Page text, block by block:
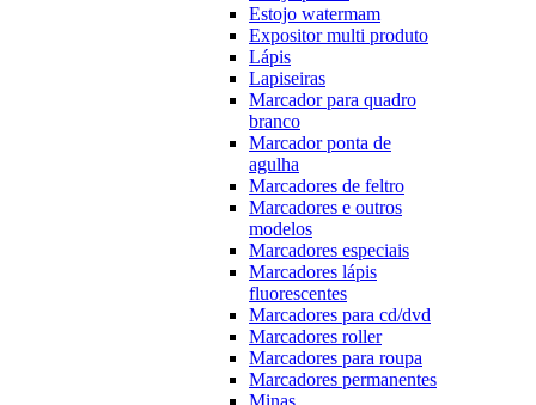
Estojo watermam
Expositor multi produto
Lápis
Lapiseiras
Marcador para quadro
branco
Marcador ponta de
agulha
Marcadores de feltro
Marcadores e outros
modelos
Marcadores especiais
Marcadores lápis
fluorescentes
Marcadores para cd/dvd
Marcadores roller
Marcadores para roupa
Marcadores permanentes
Minas